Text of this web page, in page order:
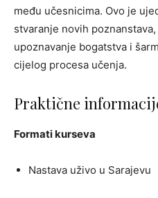
među učesnicima. Ovo je
stvaranje novih
upoznavanje bogatstva i
cijelog procesa učenja.
Praktične
Formati kurseva
Nastava uživo u Sarajevu